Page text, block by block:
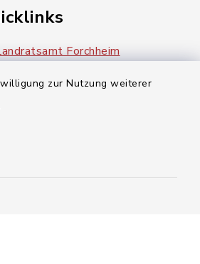
zur Nutzung weiterer
Forchheim